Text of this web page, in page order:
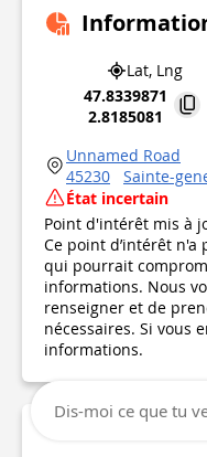
Lat, Lng
47.8339871
2.8185081
Unnamed Road
45230
Sainte-
État incertain
Point d'intérêt mis à
Ce point d’intérêt n'a
qui pourrait
informations. Nous
renseigner et de
nécessaires. Si vous
informations.
Dis-moi ce que tu